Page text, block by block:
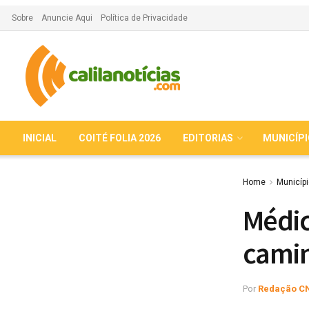
Sobre Anuncie Aqui Política de Privacidade
INICIAL COITÉ FOLIA 2026 EDITORIAS
Home
Por Redação